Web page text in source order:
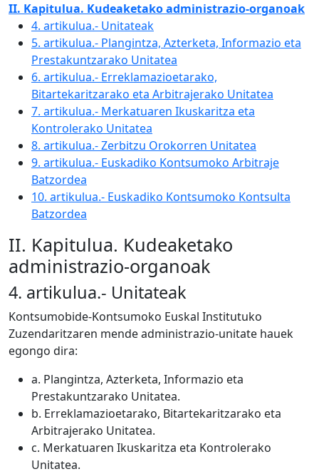
II. Kapitulua. Kudeaketako administrazio-organoak
4. artikulua.- Unitateak
5. artikulua.- Plangintza, Azterketa, Informazio eta
Prestakuntzarako Unitatea
6. artikulua.- Erreklamazioetarako,
Bitartekaritzarako eta Arbitrajerako Unitatea
7. artikulua.- Merkatuaren Ikuskaritza eta
Kontrolerako Unitatea
8. artikulua.- Zerbitzu Orokorren Unitatea
9. artikulua.- Euskadiko Kontsumoko Arbitraje
Batzordea
10. artikulua.- Euskadiko Kontsumoko Kontsulta
Batzordea
II. Kapitulua. Kudeaketako
administrazio-organoak
4. artikulua.- Unitateak
Kontsumobide-Kontsumoko Euskal Institutuko
Zuzendaritzaren mende administrazio-unitate hauek
egongo dira:
a. Plangintza, Azterketa, Informazio eta
Prestakuntzarako Unitatea.
b. Erreklamazioetarako, Bitartekaritzarako eta
Arbitrajerako Unitatea.
c. Merkatuaren Ikuskaritza eta Kontrolerako
Unitatea.